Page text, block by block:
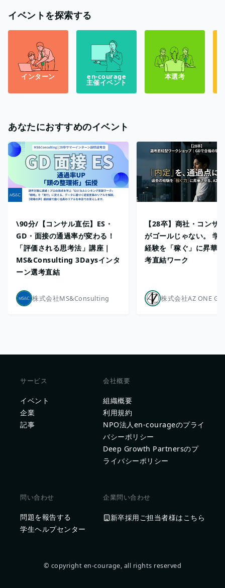
イベントを探索する
インターン en-courage
主催イベント
本選考
あなたにおすすめのイベント
\90分/【コンサル直伝】ES・
GD・面接の通過率が変わる！
「評価される思考法」講座｜
MS&Consulting 3Daysインタ
ーン選考直結
株式会社MS&Consulting
【28卒】商社・コンサ
がゴールじゃない。 学
経験を「稼ぐ」に昇華
考直結ワーク
株式会社AZ ONE
サービス
イベント
企業
記事
会社概要
組織概要
利用規約
NPO法人en-courageのプライ
バシーポリシー
Deep Growth Partnersのプ
ライバシーポリシー
問い合わせ
問題を報告する
学生ヘルプセンター
企業問い合わせ
新卒採用ご担当者様はこちら
© copyright en-courage, all rights reserved